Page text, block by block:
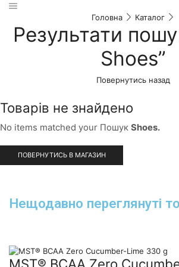
Головна Каталог
Результати
Shoes”
Повернутись назад
Товарів не знайдено
No items matched your Пошук Shoes.
ПОВЕРНУТИСЬ В МАГАЗИН
Нещодавно переглянуті